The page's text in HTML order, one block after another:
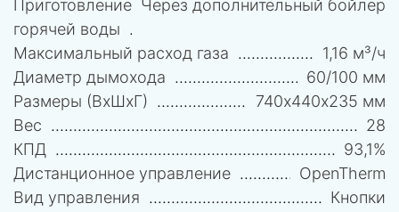
Приготовление
горячей воды
Через дополнительный бойлер
Максимальный расход газа
1,16 м³/ч
Диаметр дымохода
60/100 мм
Размеры (ВхШхГ)
740х440х235 мм
Вес
28
КПД
93,1%
Дистанционное управление
OpenTherm
Вид управления
Кнопки